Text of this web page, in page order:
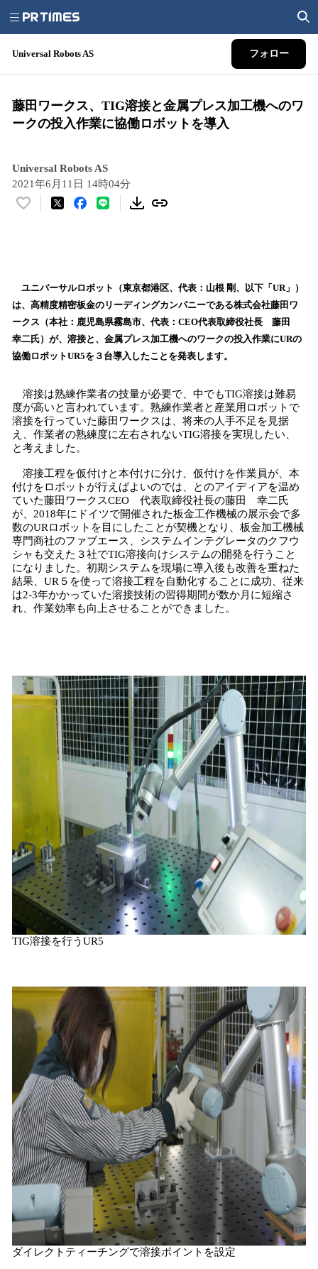
Universal Robots AS フォロー
藤田ワークス、TIG溶接と金属プレス加工機へのワ
ークの投入作業に協働ロボットを導入
Universal Robots AS
2021年6月11日 14時04分
い
を
読
込
み
中
す
ユニバーサルロボット（東京都港区、代表：山根 剛、以下「UR」）
は、高精度精密板金のリーディングカンパニーである株式会社藤田ワ
ークス（本社：鹿児島県霧島市、代表：CEO代表取締役社長 藤田
幸二氏）が、溶接と、金属プレス加工機へのワークの投入作業にURの
協働ロボットUR5を３台導入したことを発表します。
溶接は熟練作業者の技量が必要で、中でもTIG溶接は難易
度が高いと言われています。熟練作業者と産業用ロボットで
溶接を行っていた藤田ワークスは、将来の人手不足を見据
え、作業者の熟練度に左右されないTIG溶接を実現したい、
と考えました。
溶接工程を仮付けと本付けに分け、仮付けを作業員が、本
付けをロボットが行えばよいのでは、とのアイディアを温め
ていた藤田ワークスCEO 代表取締役社長の藤田 幸二氏
が、2018年にドイツで開催された板金工作機械の展示会で多
数のURロボットを目にしたことが契機となり、板金加工機械
専門商社のファブエース、システムインテグレータのクフウ
シャも交えた３社でTIG溶接向けシステムの開発を行うこと
になりました。初期システムを現場に導入後も改善を重ねた
結果、UR５を使って溶接工程を自動化することに成功、従来
は2-3年かかっていた溶接技術の習得期間が数か月に短縮さ
れ、作業効率も向上させることができました。
TIG溶接を行うUR5
ダイレクトティーチングで溶接ポイントを設定